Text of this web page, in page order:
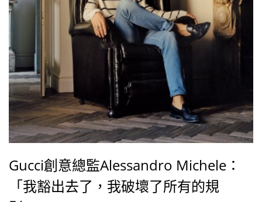
Gucci創意總監Alessandro Michele：
「我豁出去了，我破壞了所有的規